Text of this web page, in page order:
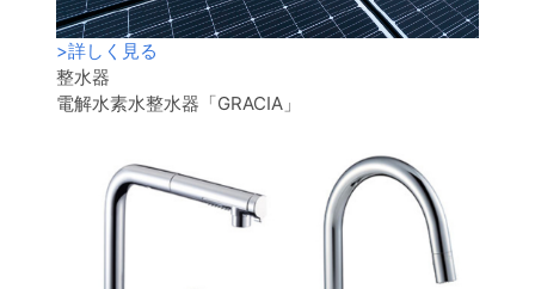
>詳しく見る
整水器
電解水素水整水器「GRACIA」